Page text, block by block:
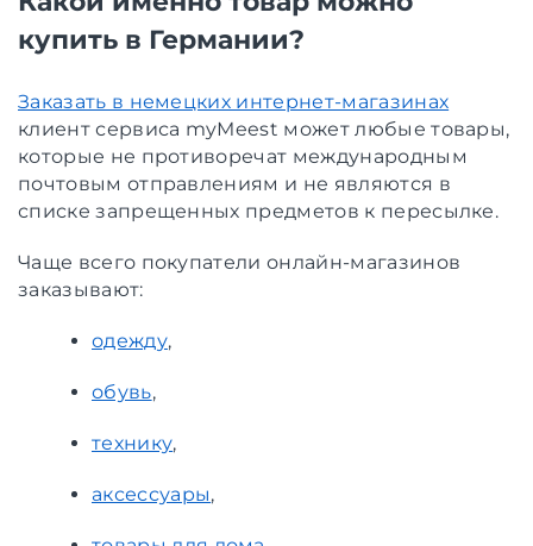
купить в Германии?
Заказать в немецких интернет-магазинах
клиент сервиса myMeest может любые товары,
которые не противоречат международным
почтовым отправлениям и не являются в
списке запрещенных предметов к пересылке.
Чаще всего покупатели онлайн-магазинов
заказывают:
одежду,
обувь,
технику,
аксессуары,